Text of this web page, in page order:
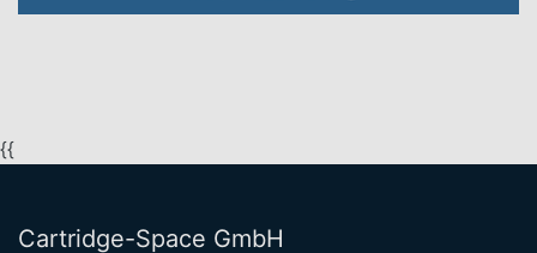
{{
Cartridge-Space GmbH